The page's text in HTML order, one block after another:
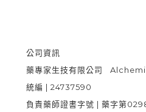
公司資訊
藥專家生技有限公司
統編 | 24737590
負責藥師證書字號 | 藥字第